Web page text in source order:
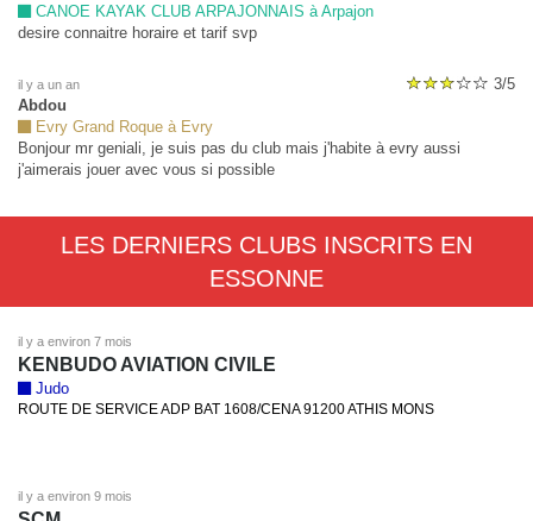
CANOE KAYAK CLUB ARPAJONNAIS à Arpajon
desire connaitre horaire et tarif svp
il y a un an
3/5
Abdou
Evry Grand Roque à Evry
Bonjour mr geniali, je suis pas du club mais j'habite à evry aussi
j'aimerais jouer avec vous si possible
LES DERNIERS CLUBS INSCRITS EN
ESSONNE
il y a environ 7 mois
KENBUDO AVIATION CIVILE
Judo
ROUTE DE SERVICE ADP BAT 1608/CENA 91200 ATHIS MONS
il y a environ 9 mois